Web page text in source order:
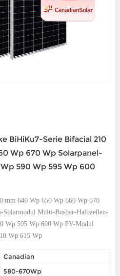
BiHiKu7-Serie Bifacial 210
Wp 670 Wp Solarpanel-
590 Wp 595 Wp 600
mm 640 Wp 650 Wp 660 Wp 670
Solarmodul Multi-Busbar-Halbzellen-
Wp 595 Wp 600 Wp PV-Modul
Wp 615 Wp
Canadian
580-670Wp